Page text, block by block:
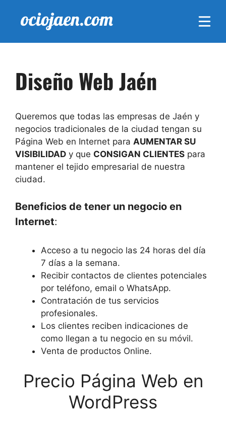
Diseño Web Jaén
Queremos que todas las empresas de Jaén y
negocios tradicionales de la ciudad tengan su
Página Web en Internet para AUMENTAR SU
VISIBILIDAD y que CONSIGAN CLIENTES para
mantener el tejido empresarial de nuestra
ciudad.
Beneficios de tener un negocio en
Internet:
Acceso a tu negocio las 24 horas del día
7 días a la semana.
Recibir contactos de clientes potenciales
por teléfono, email o WhatsApp.
Contratación de tus servicios
profesionales.
Los clientes reciben indicaciones de
como llegan a tu negocio en su móvil.
Venta de productos Online.
Precio Página Web en
WordPress